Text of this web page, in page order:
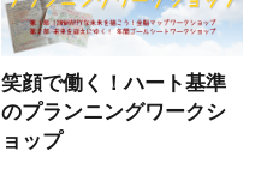
笑顔で働く！ハート基準
のプランニングワークシ
ョップ